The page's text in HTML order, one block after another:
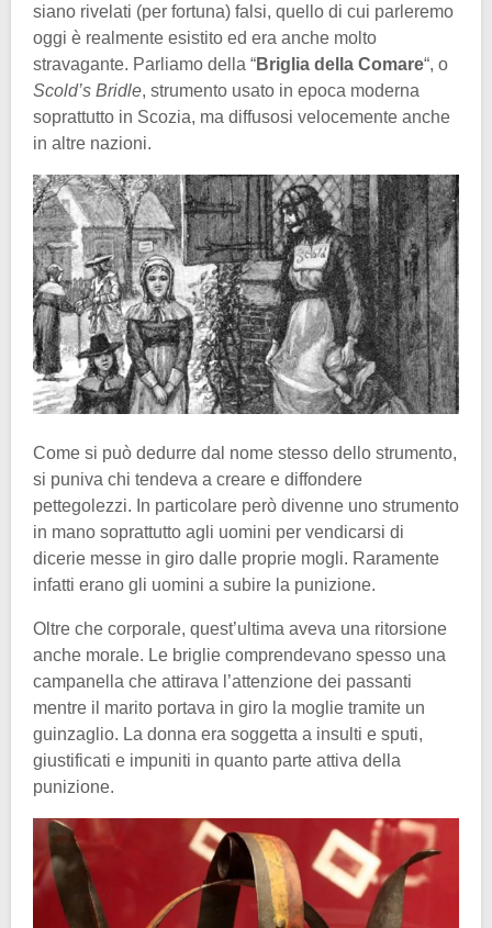
siano rivelati (per fortuna) falsi, quello di cui parleremo
oggi è realmente esistito ed era anche molto
stravagante. Parliamo della “Briglia della Comare“, o
Scold’s Bridle, strumento usato in epoca moderna
soprattutto in Scozia, ma diffusosi velocemente anche
in altre nazioni.
Come si può dedurre dal nome stesso dello strumento,
si puniva chi tendeva a creare e diffondere
pettegolezzi. In particolare però divenne uno strumento
in mano soprattutto agli uomini per vendicarsi di
dicerie messe in giro dalle proprie mogli. Raramente
infatti erano gli uomini a subire la punizione.
Oltre che corporale, quest’ultima aveva una ritorsione
anche morale. Le briglie comprendevano spesso una
campanella che attirava l’attenzione dei passanti
mentre il marito portava in giro la moglie tramite un
guinzaglio. La donna era soggetta a insulti e sputi,
giustificati e impuniti in quanto parte attiva della
punizione.